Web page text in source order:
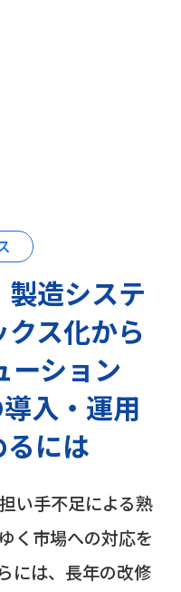
造システ
ス化から
ション
入・運用
には
い手不足による熟
く市場への対応を
には、長年の改修